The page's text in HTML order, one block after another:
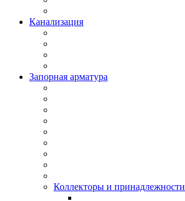
Канализация
Запорная арматура
Коллекторы и принадлежности